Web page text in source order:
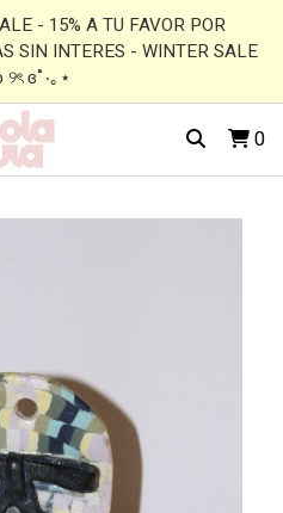
- 15% A TU FAVOR POR
SIN INTERES - WINTER SALE
୨ৎ ɞ˚‧｡⋆
0